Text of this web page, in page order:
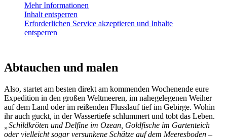
Mehr Informationen
Inhalt entsperren
Erforderlichen Service akzeptieren und Inhalte
entsperren
Abtauchen und malen
Also, startet am besten direkt am kommenden Wochenende eure
Expedition in den großen Weltmeeren, im nahegelegenen Weiher
auf dem Land oder im reißenden Flusslauf tief im Gebirge. Wohin
ihr auch guckt, in der Wassertiefe schlummert und tobt das Leben.
„Schildkröten und Delfine im Ozean, Goldfische im Gartenteich
oder vielleicht sogar versunkene Schätze auf dem Meeresboden –